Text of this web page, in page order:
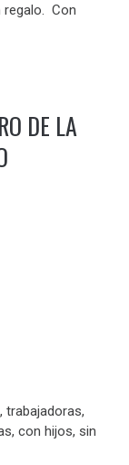
regalo. Con
DE LA
trabajadoras,
con hijos, sin